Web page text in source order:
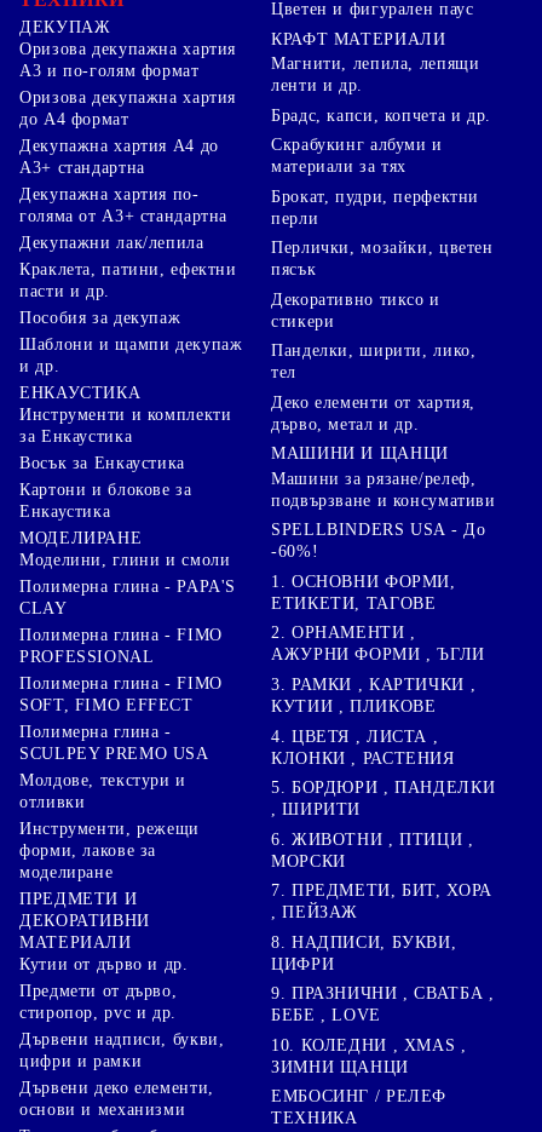
ДЕКУПАЖ
Оризова декупажна хартия
А3 и по-голям формат
Оризова декупажна хартия
до А4 формат
Декупажна хартия А4 до
А3+ стандартна
Декупажна хартия по-
голяма от А3+ стандартна
Декупажни лак/лепила
Краклета, патини, ефектни
пасти и др.
Пособия за декупаж
Шаблони и щампи декупаж
и др.
ЕНКАУСТИКА
Инструменти и комплекти
за Енкаустика
Восък за Енкаустика
Картони и блокове за
Енкаустика
МОДЕЛИРАНЕ
Моделини, глини и смоли
Полимерна глина - PAPA'S
CLAY
Полимерна глина - FIMO
PROFESSIONAL
Полимерна глина - FIMO
SOFT, FIMO EFFECT
Полимерна глина -
SCULPEY PREMO USA
Молдове, текстури и
отливки
Инструменти, режещи
форми, лакове за
моделиране
ПРЕДМЕТИ И
ДЕКОРАТИВНИ
МАТЕРИАЛИ
Кутии от дърво и др.
Предмети от дърво,
стиропор, pvc и др.
Дървени надписи, букви,
цифри и рамки
Дървени деко елементи,
основи и механизми
Цветен и фигурален паус
КРАФТ МАТЕРИАЛИ
Магнити, лепила, лепящи
ленти и др.
Брадс, капси, копчета и др.
Скрабукинг албуми и
материали за тях
Брокат, пудри, перфектни
перли
Перлички, мозайки, цветен
пясък
Декоративно тиксо и
стикери
Панделки, ширити, лико,
тел
Деко елементи от хартия,
дърво, метал и др.
МАШИНИ И ЩАНЦИ
Машини за рязане/релеф,
подвързване и консумативи
SPELLBINDERS USA - До
-60%!
1. ОСНОВНИ ФОРМИ,
ЕТИКЕТИ, ТАГОВЕ
2. ОРНАМЕНТИ ,
АЖУРНИ ФОРМИ , ЪГЛИ
3. РАМКИ , КАРТИЧКИ ,
КУТИИ , ПЛИКОВЕ
4. ЦВЕТЯ , ЛИСТА ,
КЛОНКИ , РАСТЕНИЯ
5. БОРДЮРИ , ПАНДЕЛКИ
, ШИРИТИ
6. ЖИВОТНИ , ПТИЦИ ,
МОРСКИ
7. ПРЕДМЕТИ, БИТ, ХОРА
, ПЕЙЗАЖ
8. НАДПИСИ, БУКВИ,
ЦИФРИ
9. ПРАЗНИЧНИ , СВАТБА ,
БЕБЕ , LOVE
10. КОЛЕДНИ , XMAS ,
ЗИМНИ ЩАНЦИ
ЕМБОСИНГ / РЕЛЕФ
ТЕХНИКА